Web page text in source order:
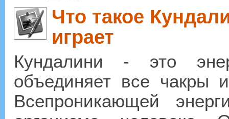
Что такое
играет
Кундалини - это
объединяет все чакры
Всепроникающей